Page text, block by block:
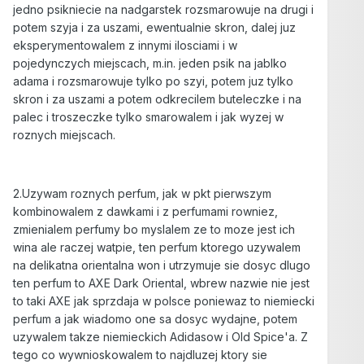
jedno psikniecie na nadgarstek rozsmarowuje na drugi i
potem szyja i za uszami, ewentualnie skron, dalej juz
eksperymentowalem z innymi ilosciami i w
pojedynczych miejscach, m.in. jeden psik na jablko
adama i rozsmarowuje tylko po szyi, potem juz tylko
skron i za uszami a potem odkrecilem buteleczke i na
palec i troszeczke tylko smarowalem i jak wyzej w
roznych miejscach.
2.Uzywam roznych perfum, jak w pkt pierwszym
kombinowalem z dawkami i z perfumami rowniez,
zmienialem perfumy bo myslalem ze to moze jest ich
wina ale raczej watpie, ten perfum ktorego uzywalem
na delikatna orientalna won i utrzymuje sie dosyc dlugo
ten perfum to AXE Dark Oriental, wbrew nazwie nie jest
to taki AXE jak sprzdaja w polsce poniewaz to niemiecki
perfum a jak wiadomo one sa dosyc wydajne, potem
uzywalem takze niemieckich Adidasow i Old Spice'a. Z
tego co wywnioskowalem to najdluzej ktory sie